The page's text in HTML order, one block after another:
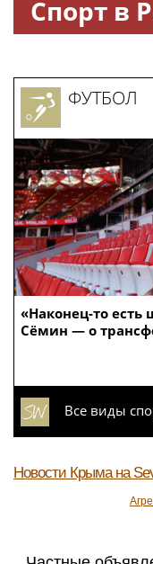
Спорт в
«Наконец-то
Сёмин — о
ФУТБОЛ
Все виды
Новости Крыма на